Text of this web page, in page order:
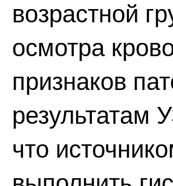
возрастной
осмотра
признаков
результатам
что